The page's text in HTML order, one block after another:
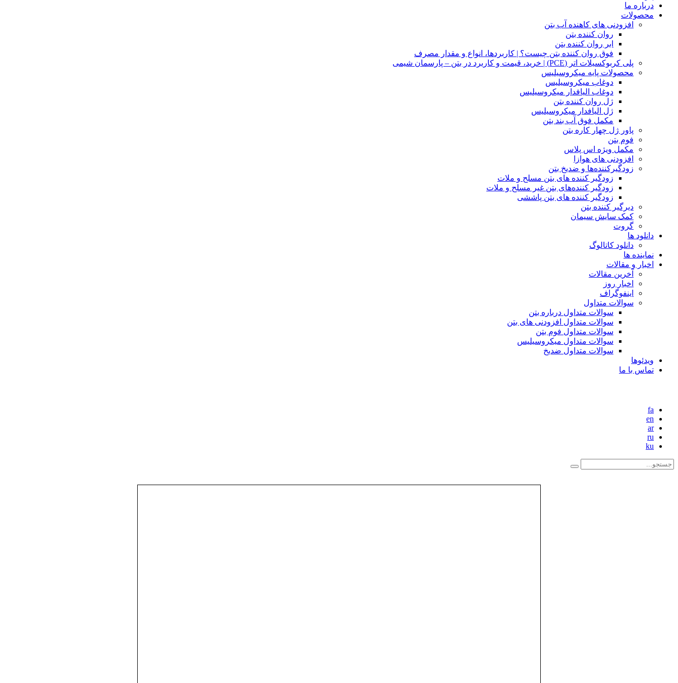
درباره ما
محصولات
افزودنی های کاهنده آب بتن
روان کننده بتن​
ابر روان کننده بتن
فوق روان کننده بتن چیست؟ | کاربردها، انواع و مقدار مصرف
پلی کربوکسیلات اتر (PCE) | خرید، قیمت و کاربرد در بتن – پارسمان شیمی
محصولات پایه میکروسیلیس
دوغاب‌ میکروسیلیس
دوغاب الیافدار میکروسیلیس
ژل روان کننده بتن
ژل الیافدار میکروسیلیس
مکمل فوق آب بند بتن
پاور ژل چهار کاره بتن​
فوم بتن
مکمل ویژه اس پلاس
افزودنی های هوازا
زودگیرکننده‌ها و ضد‌یخ بتن
زودگیر کننده های بتن مسلح و ملات​​
زودگیر کننده‌های بتن غیر مسلح و ملات
زودگیر کننده های بتن پاششی
دیرگیر کننده‌ بتن
کمک سایش سیمان
گروت
دانلود ها
دانلود کاتالوگ
نماینده ها
اخبار و مقالات
آخرین مقالات
اخبار روز
اینفوگراف
سوالات متداول
سوالات متداول درباره بتن
سوالات متداول افزودنی های بتن
سوالات متداول فوم بتن
سوالات متداول میکروسیلیس
سوالات متداول ضدیخ
ویدئوها
تماس با ما
fa
en
ar
ru
ku